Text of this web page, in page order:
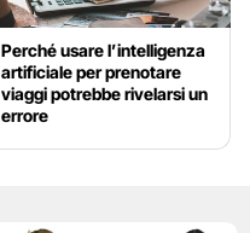
Perché usare l’intelligenza
artificiale per prenotare
viaggi potrebbe rivelarsi un
errore